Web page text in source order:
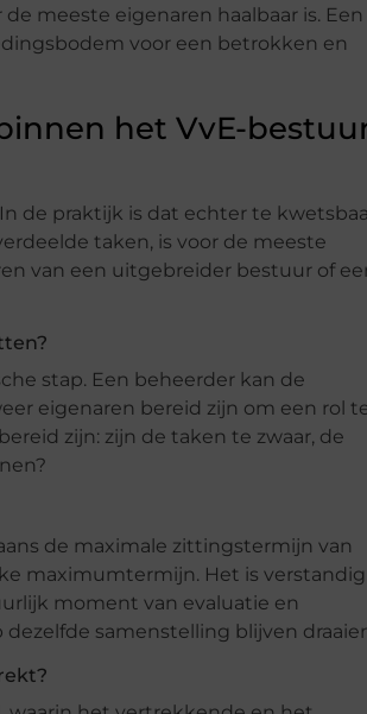
meeste eigenaren haalbaar is. Een
voor een betrokken en
het VvE-
de praktijk is dat echter te
taken, is voor de meeste
van een uitgebreider bestuur of
stap. Een beheerder kan de
eigenaren bereid zijn om een rol
zijn: zijn de taken te zwaar, de
de maximale zittingstermijn van
maximumtermijn. Het is verstandig
moment van evaluatie en
samenstelling blijven